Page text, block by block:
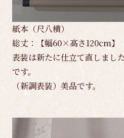
紙本（尺八横）
総丈：【幅60×高さ120cm】
表装は新たに仕立て直しまし
です。
（新調表装）美品です。